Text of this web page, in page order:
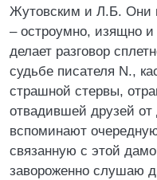
Жутовским и Л.Б. Они
– остроумно, изящно и
делает разговор
судьбе писателя N.,
страшной стервы,
отвадившей друзей
вспоминают
связанную с этой
завороженно слушаю